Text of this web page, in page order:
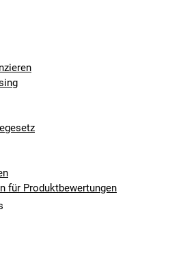
für Produktbewertungen